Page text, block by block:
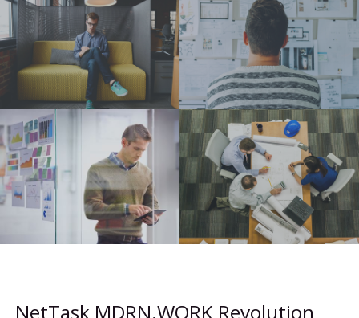
NetTask MDRN.WORK Revolution